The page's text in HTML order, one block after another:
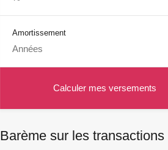
Amortissement
Barème sur les transactions